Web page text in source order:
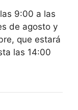
9:00 a las
de agosto y
que estará
las 14:00